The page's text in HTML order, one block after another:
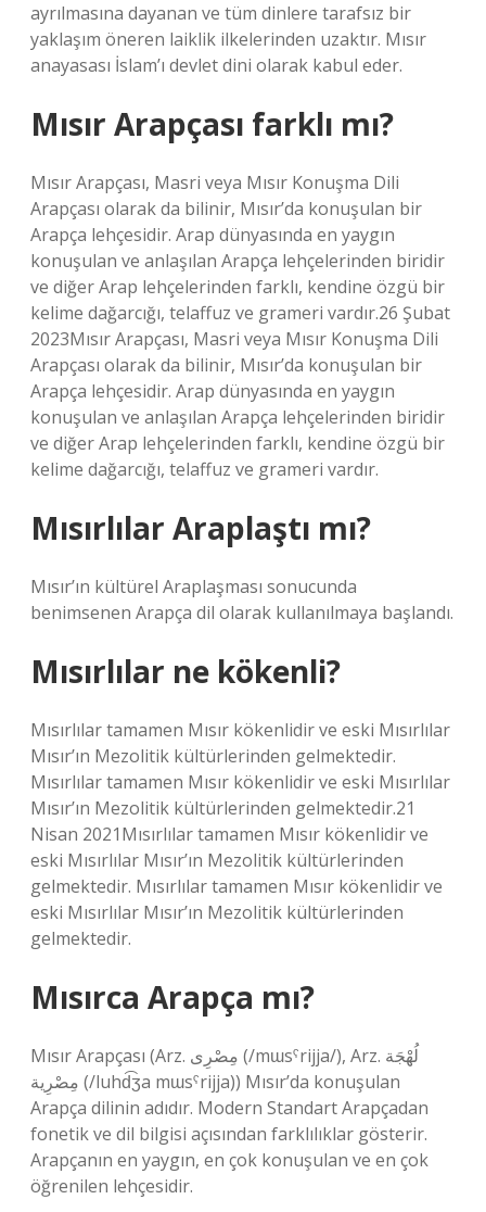
ayrılmasına dayanan ve tüm dinlere tarafsız bir
yaklaşım öneren laiklik ilkelerinden uzaktır. Mısır
anayasası İslam’ı devlet dini olarak kabul eder.
Mısır Arapçası farklı mı?
Mısır Arapçası, Masri veya Mısır Konuşma Dili
Arapçası olarak da bilinir, Mısır’da konuşulan bir
Arapça lehçesidir. Arap dünyasında en yaygın
konuşulan ve anlaşılan Arapça lehçelerinden biridir
ve diğer Arap lehçelerinden farklı, kendine özgü bir
kelime dağarcığı, telaffuz ve grameri vardır.26 Şubat
2023Mısır Arapçası, Masri veya Mısır Konuşma Dili
Arapçası olarak da bilinir, Mısır’da konuşulan bir
Arapça lehçesidir. Arap dünyasında en yaygın
konuşulan ve anlaşılan Arapça lehçelerinden biridir
ve diğer Arap lehçelerinden farklı, kendine özgü bir
kelime dağarcığı, telaffuz ve grameri vardır.
Mısırlılar Araplaştı mı?
Mısır’ın kültürel Araplaşması sonucunda
benimsenen Arapça dil olarak kullanılmaya başlandı.
Mısırlılar ne kökenli?
Mısırlılar tamamen Mısır kökenlidir ve eski Mısırlılar
Mısır’ın Mezolitik kültürlerinden gelmektedir.
Mısırlılar tamamen Mısır kökenlidir ve eski Mısırlılar
Mısır’ın Mezolitik kültürlerinden gelmektedir.21
Nisan 2021Mısırlılar tamamen Mısır kökenlidir ve
eski Mısırlılar Mısır’ın Mezolitik kültürlerinden
gelmektedir. Mısırlılar tamamen Mısır kökenlidir ve
eski Mısırlılar Mısır’ın Mezolitik kültürlerinden
gelmektedir.
Mısırca Arapça mı?
Mısır Arapçası (Arz. مِصْرِى (/mɯsˤrijja/)‎, Arz. لُهْجَة
مِصْرِية (/luhd͡ʒa mɯsˤrijja)‎) Mısır’da konuşulan
Arapça dilinin adıdır. Modern Standart Arapçadan
fonetik ve dil bilgisi açısından farklılıklar gösterir.
Arapçanın en yaygın, en çok konuşulan ve en çok
öğrenilen lehçesidir.